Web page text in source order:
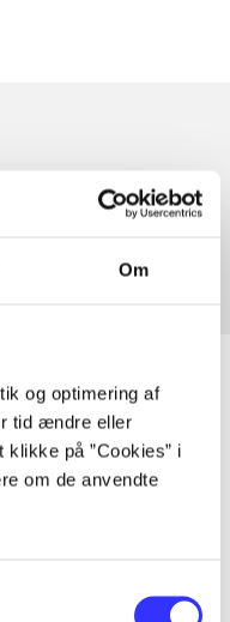
Om
og optimering af
tid ændre eller
på ”Cookies” i
om de anvendte
udgivelser